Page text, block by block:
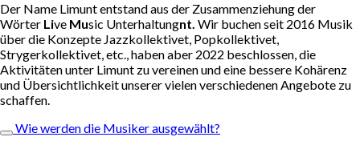
Der Name Limunt entstand aus der Zusammenziehung der
Wörter Live Music Unterhaltungnt. Wir buchen seit 2016 Musik
über die Konzepte Jazzkollektivet, Popkollektivet,
Strygerkollektivet, etc., haben aber 2022 beschlossen, die
Aktivitäten unter Limunt zu vereinen und eine bessere Kohärenz
und Übersichtlichkeit unserer vielen verschiedenen Angebote zu
schaffen.
Wie werden die Musiker ausgewählt?